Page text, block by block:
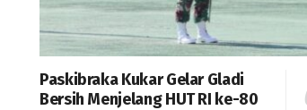
Paskibraka Kukar Gelar Gladi
Bersih Menjelang HUT RI ke-80